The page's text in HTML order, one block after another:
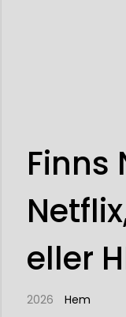
Finns
eller
2026 Hem